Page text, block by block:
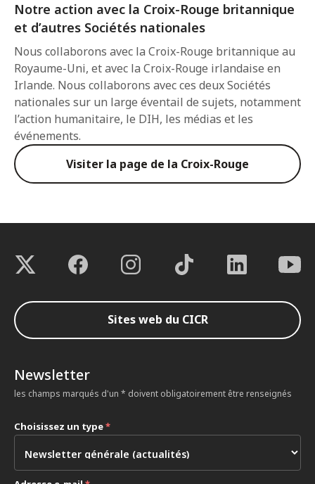
Notre action avec la Croix-Rouge britannique
et d’autres Sociétés nationales
Nous collaborons avec la Croix-Rouge britannique au
Royaume-Uni, et avec la Croix-Rouge irlandaise en
Irlande. Nous collaborons avec ces deux Sociétés
nationales sur un large éventail de sujets, notamment
l’action humanitaire, le DIH, les médias et les
événements.
Visiter la page de la Croix-Rouge
Sites web du CICR
Newsletter
les champs marqués d'un * doivent obligatoirement être renseignés
Choisissez un type*